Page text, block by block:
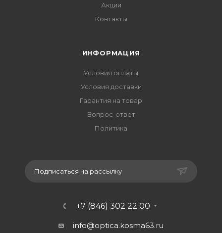
Акции
Контакты
ИНФОРМАЦИЯ
Условия оплаты
Условия доставки
Гарантия на товар
Вопрос-ответ
Политика
Подписаться на рассылку
+7 (846) 302 22 00
info@optica.kosma63.ru